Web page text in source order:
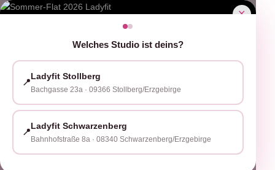
✕
Welches Studio ist deins?
📍
Ladyfit Stollberg
Bachgasse 23a · 09366 Stollberg/Erzgebirge
📍
Ladyfit Schwarzenberg
Bahnhofstraße 8a · 08340 Schwarzenberg/Erzgebirge
Unsere Leistungen
Ernährungskurs mit KKH-Zuschuss
4 Wochen testen